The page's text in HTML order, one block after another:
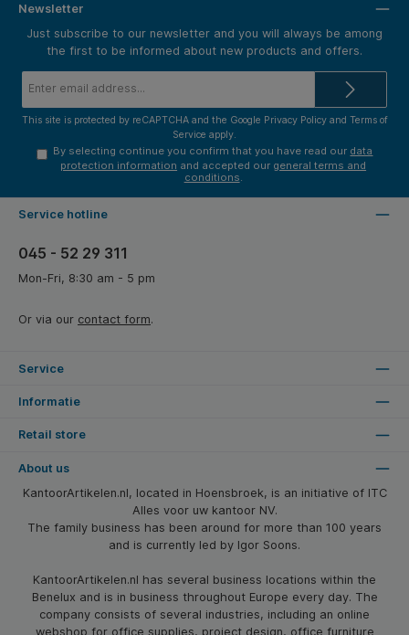
Newsletter
Just subscribe to our newsletter and you will always be among
the first to be informed about new products and offers.
This site is protected by reCAPTCHA and the Google Privacy Policyand Terms of
Service apply.
By selecting continue you confirm that you have read our data
protection information and accepted our general terms and
conditions.
Service hotline
045 - 52 29 311
Mon-Fri, 8:30 am - 5 pm
Or via our contact form.
Service
Informatie
Retail store
About us
KantoorArtikelen.nl, located in Hoensbroek, is an initiative of ITC
Alles voor uw kantoor NV.
The family business has been around for more than 100 years
and is currently led by Igor Soons.
KantoorArtikelen.nl has several business locations within the
Benelux and is in business throughout Europe every day. The
company consists of several industries, including an online
webshop for office supplies, project design, office furniture